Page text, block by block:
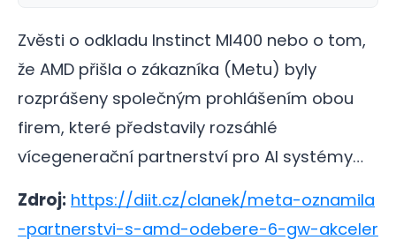
Zvěsti o odkladu Instinct MI400 nebo o tom,
že AMD přišla o zákazníka (Metu) byly
rozprášeny společným prohlášením obou
firem, které představily rozsáhlé
vícegenerační partnerství pro AI systémy…
Zdroj: https://diit.cz/clanek/meta-oznamila
-partnerstvi-s-amd-odebere-6-gw-akceler